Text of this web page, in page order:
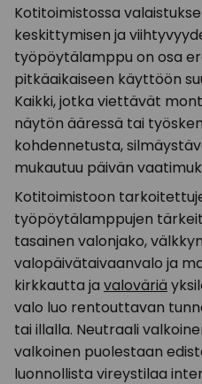
Kotitoimistossa
keskittymisen ja
työpöytälamppu on osa
pitkäaikaiseen käyttöön
Kaikki, jotka viettävät
näytön ääressä tai
kohdennetusta,
mukautuu päivän
Kotitoimistoon
työpöytälamppujen
tasainen valonjako,
valopäivätaivaanvalo ja
kirkkautta ja valoväriä
valo luo rentouttavan
tai illalla. Neutraali
valkoinen puolestaan
luonnollista vireystilaa